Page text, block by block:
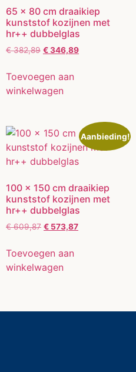
65 x 80 cm draaikiep
kunststof kozijnen met
hr++ dubbelglas
€382,89 €346,89
Toevoegen aan
winkelwagen
Aanbieding!
100 x 150 cm draaikiep
kunststof kozijnen met
hr++ dubbelglas
€609,87 € 573,87
Toevoegen aan
winkelwagen